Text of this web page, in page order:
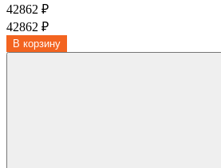
42862 ₽
42862 ₽
В корзину